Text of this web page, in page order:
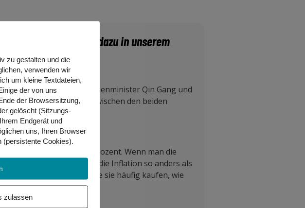
Nachbarn. Mehr dazu in unserem
dem chinesischen Außenminister Qin Gang und
Das Verhältnis zwischen den beiden
der Schweiz mit 2,2 Prozent. Wenn man die
Gründe, warum die Inflation so anders als
bei Produkten, die sie häufig kaufen, wie
zu gestalten und die
verwenden wir
um kleine Textdateien,
der von uns
der Browsersitzung,
gelöscht (Sitzungs-
Endgerät und
uns, Ihren Browser
(persistente Cookies).
zulassen